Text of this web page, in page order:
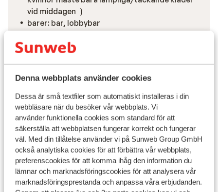
Denna webbplats använder cookies
Dessa är små textfiler som automatiskt installeras i din
webbläsare när du besöker vår webbplats. Vi
använder funktionella cookies som standard för att
säkerställa att webbplatsen fungerar korrekt och fungerar
väl. Med din tillåtelse använder vi på Sunweb Group GmbH
också analytiska cookies för att förbättra vår webbplats,
preferenscookies för att komma ihåg den information du
lämnar och marknadsföringscookies för att analysera vår
marknadsföringsprestanda och anpassa våra erbjudanden.
vid middagen )
barer: bar, lobbybar
wi-fi i allmänna utrymmen: (gratis)
Reseinformation
Måltider
Flygresan